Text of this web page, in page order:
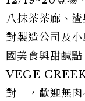
八抹茶茶廊、
對製造公司及
國美食與甜鹹
VEGE CREEK
對」，歡迎無